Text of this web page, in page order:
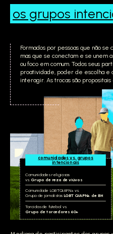
os grupos
Formados por pessoas que não
mas que se conectam e se unem
ou foco em comum. Todos seus
proatividade, poder de escolha e
interagir. As trocas são propositais
comunidades vs. grupos
intencionais
Comunidades religiosas
vs. Grupo de reza de viúvos
Comunidade LGBTQIAPN+ vs.
Grupo de jornalistas LGBTQIAPN+ de BH
Torcidas de futebol vs.
Grupo de torcedores 60+